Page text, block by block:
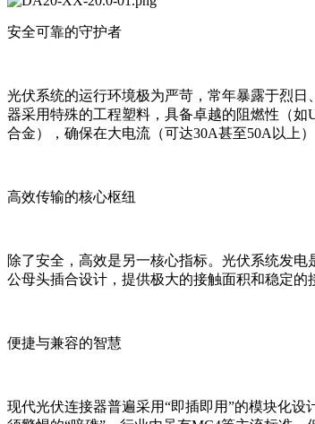
安全可靠的守护者
光伏系统的运行环境极为严苛，常年暴露于烈
器采用特殊的工程塑料，具备卓越的阻燃性（
合金），确保在大电流（可达30A甚至50A以上
高效传输的核心枢纽
除了安全，高效是另一核心指标。光伏系统发
公母头插合设计，提供极大的接触面积和稳定的
便捷与兼容的智慧
现代光伏连接器普遍采用“即插即用”的模块化